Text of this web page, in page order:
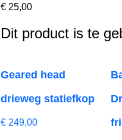
€ 25,00
Dit product is te
Geared head
drieweg statiefkop
€ 249,00